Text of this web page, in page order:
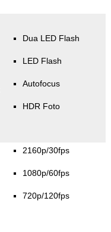
Dua LED Flash
LED Flash
Autofocus
HDR Foto
2160p/30fps
1080p/60fps
720p/120fps